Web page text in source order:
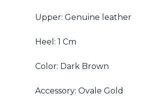
Upper: Genuine leather
Heel: 1 Cm
Color: Dark Brown
Accessory: Ovale Gold